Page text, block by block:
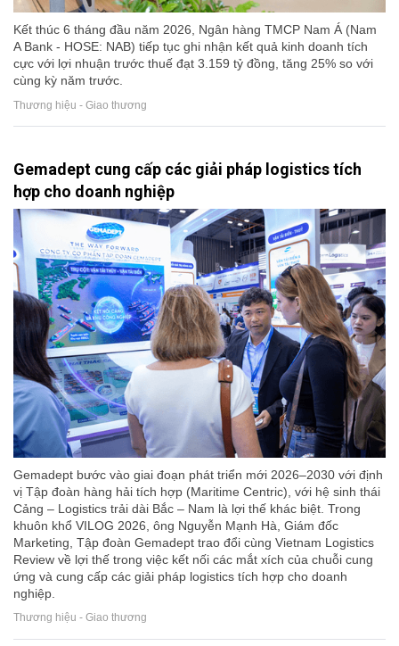
Kết thúc 6 tháng đầu năm 2026, Ngân hàng TMCP Nam Á (Nam
A Bank - HOSE: NAB) tiếp tục ghi nhận kết quả kinh doanh tích
cực với lợi nhuận trước thuế đạt 3.159 tỷ đồng, tăng 25% so với
cùng kỳ năm trước.
Thương hiệu - Giao thương
Gemadept cung cấp các giải pháp logistics tích
hợp cho doanh nghiệp
Gemadept bước vào giai đoạn phát triển mới 2026–2030 với định
vị Tập đoàn hàng hải tích hợp (Maritime Centric), với hệ sinh thái
Cảng – Logistics trải dài Bắc – Nam là lợi thế khác biệt. Trong
khuôn khổ VILOG 2026, ông Nguyễn Mạnh Hà, Giám đốc
Marketing, Tập đoàn Gemadept trao đổi cùng Vietnam Logistics
Review về lợi thế trong việc kết nối các mắt xích của chuỗi cung
ứng và cung cấp các giải pháp logistics tích hợp cho doanh
nghiệp.
Thương hiệu - Giao thương